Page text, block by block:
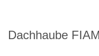
Dachhaube